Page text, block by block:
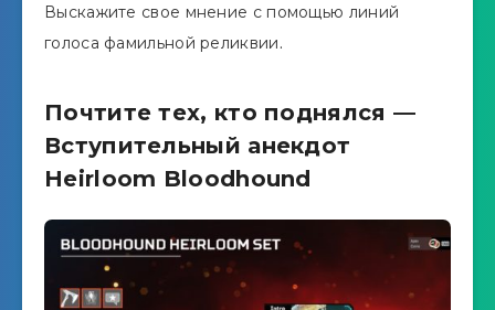
Выскажите свое мнение с помощью линий
голоса фамильной реликвии.
Почтите тех, кто поднялся —
Вступительный анекдот
Heirloom Bloodhound